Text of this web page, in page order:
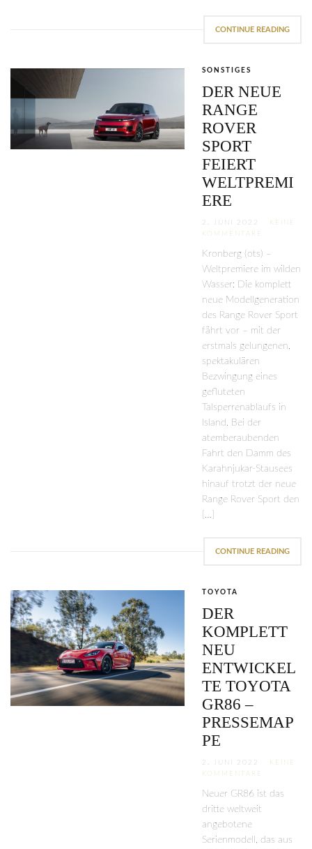
CONTINUE READING
SONSTIGES
DER NEUE
RANGE
ROVER
SPORT
FEIERT
WELTPREMI
ERE
2. JUNI 2022
KEINE
KOMMENTARE
Kronberg (ots) –
Weltpremiere im wilden
Wasser: Die komplett
neue Modellgeneration
des Range Rover Sport
fährt vor – mit der
erstmals gelungenen,
spektakulären
Bezwingung eines
gefluteten
Talsperrenablaufs in
Island. Bei der
atemberaubenden
Fahrt den Damm des
Karahnjukar-Stausees
hinauf trotzt der neue
Range Rover Sport den
CONTINUE READING
TOYOTA
DER
KOMPLETT
NEU
ENTWICKEL
TE TOYOTA
GR86 –
PRESSEMAP
PE
2. JUNI 2022
KEINE
KOMMENTARE
Neuer GR86 ist das
dritte weltweit
angebotene
Serienmodell, das aus